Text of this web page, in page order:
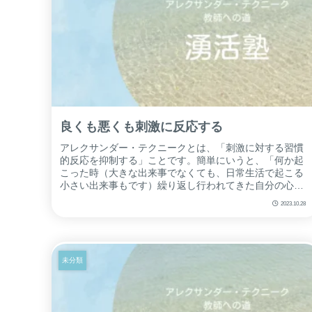
良くも悪くも刺激に反応する
アレクサンダー・テクニークとは、「刺激に対する習慣
的反応を抑制する」ことです。簡単にいうと、「何か起
こった時（大きな出来事でなくても、日常生活で起こる
小さい出来事もです）繰り返し行われてきた自分の心身
2023.10.28
未分類